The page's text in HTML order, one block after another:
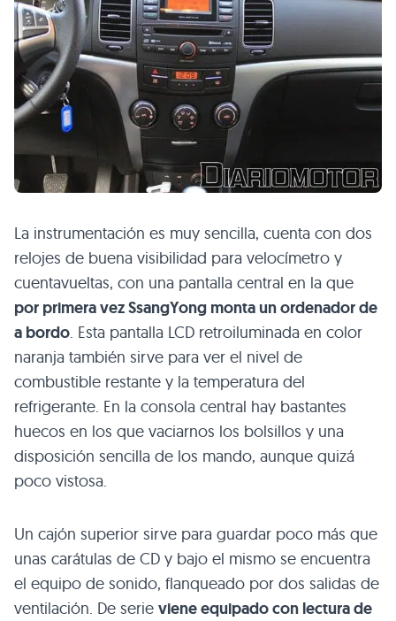
La instrumentación es muy sencilla, cuenta con dos
relojes de buena visibilidad para velocímetro y
cuentavueltas, con una pantalla central en la que
por primera vez SsangYong monta un ordenador de
a bordo. Esta pantalla LCD retroiluminada en color
naranja también sirve para ver el nivel de
combustible restante y la temperatura del
refrigerante. En la consola central hay bastantes
huecos en los que vaciarnos los bolsillos y una
disposición sencilla de los mando, aunque quizá
poco vistosa.
Un cajón superior sirve para guardar poco más que
unas carátulas de CD y bajo el mismo se encuentra
el equipo de sonido, flanqueado por dos salidas de
ventilación. De serie viene equipado con lectura de